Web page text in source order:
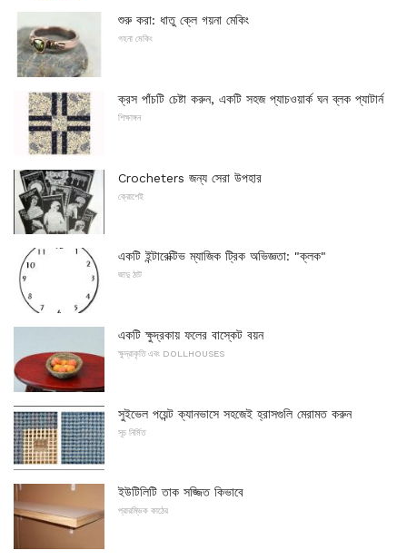
শুরু করা: ধাতু ক্লে গয়না মেকিং
গহনা মেকিং
ক্রস পাঁচটি চেষ্টা করুন, একটি সহজ প্যাচওয়ার্ক ঘন ব্লক প্যাটার্ন
শিক্ষাঙ্গন
Crocheters জন্য সেরা উপহার
ক্রোশেই
একটি ইন্টারেক্টিভ ম্যাজিক ট্রিক অভিজ্ঞতা: "ক্লক"
জাদু ঠাট
একটি ক্ষুদ্রকায় ফলের বাস্কেট বয়ন
ক্ষুদ্রাকৃতি এবং DOLLHOUSES
সুইভেল পয়েন্ট ক্যানভাসে সহজেই হ্রাসগুলি মেরামত করুন
সূচ নির্মিত
ইউটিলিটি তাক সজ্জিত কিভাবে
প্রারম্ভিক কাঠের